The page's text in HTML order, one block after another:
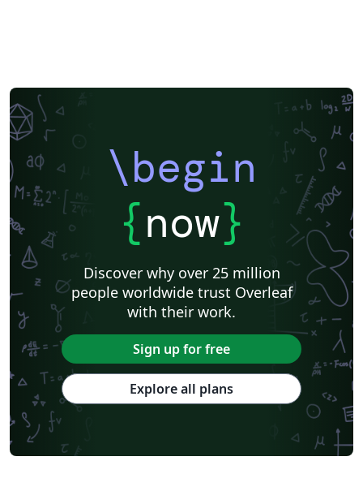
\begin
{now}
Discover why over 25 million
people worldwide trust Overleaf
with their work.
Sign up for free
Explore all plans